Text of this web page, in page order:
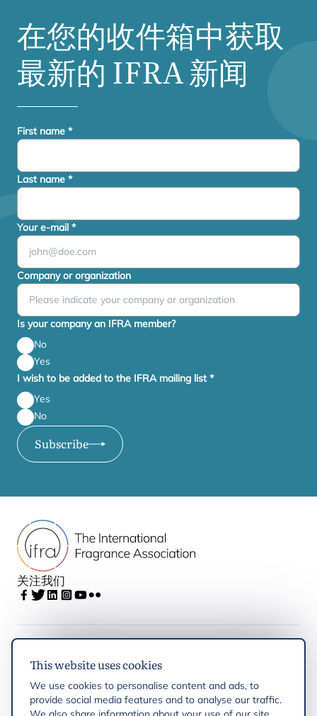
This website uses cookies
We use cookies to personalise content and ads, to
provide social media features and to analyse our traffic.
在您的收件箱中获取
最新的 IFRA新闻
First name *
Last name *
Your e-mail *
Company or organization
Is your company an IFRA member?
No
Yes
I wish to be added to the IFRA mailing list*
Yes
No
Subscribe
关注我们
IFRA
Latest updates